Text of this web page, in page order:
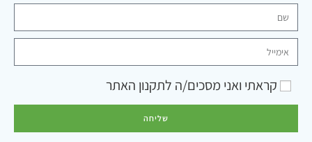
קראתי ואני מסכים/ה לתקנון האתר
שליחה